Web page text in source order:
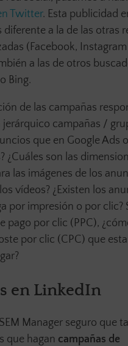
Twitter. Esta publicidad
a la de las otras
(Facebook,
a las de otros
Bing.
de las campañas
campañas /
que en Google Ads o
¿Cuáles son las
las imágenes de los
vídeos? ¿Existen los
por impresión o por clic?
pago por clic (PPC),
por clic (CPC) que
en LinkedIn
Manager seguro que
que hagan campañas de